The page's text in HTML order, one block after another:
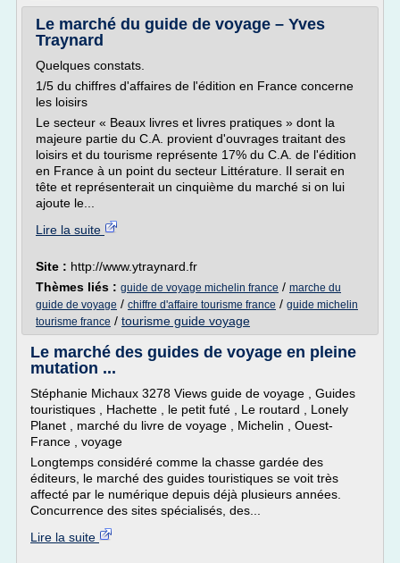
Le marché du guide de voyage – Yves
Traynard
Quelques constats.
1/5 du chiffres d'affaires de l'édition en France concerne
les loisirs
Le secteur « Beaux livres et livres pratiques » dont la
majeure partie du C.A. provient d'ouvrages traitant des
loisirs et du tourisme représente 17% du C.A. de l'édition
en France à un point du secteur Littérature. Il serait en
tête et représenterait un cinquième du marché si on lui
ajoute le...
Lire la suite
Site : http://www.ytraynard.fr
Thèmes liés : guide de voyage michelin france / marche du
guide de voyage / chiffre d'affaire tourisme france / guide michelin
tourisme france / tourisme guide voyage
Le marché des guides de voyage en pleine
mutation ...
Stéphanie Michaux 3278 Views guide de voyage , Guides
touristiques , Hachette , le petit futé , Le routard , Lonely
Planet , marché du livre de voyage , Michelin , Ouest-
France , voyage
Longtemps considéré comme la chasse gardée des
éditeurs, le marché des guides touristiques se voit très
affecté par le numérique depuis déjà plusieurs années.
Concurrence des sites spécialisés, des...
Lire la suite